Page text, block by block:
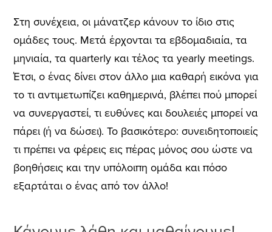
Στη συνέχεια, οι μάνατζερ κάνουν το ίδιο στις
ομάδες τους. Μετά έρχονται τα εβδομαδιαία, τα
μηνιαία, τα quarterly και τέλος τα yearly meetings.
Έτσι, ο ένας δίνει στον άλλο μια καθαρή εικόνα για
το τι αντιμετωπίζει καθημερινά, βλέπει πού μπορεί
να συνεργαστεί, τι ευθύνες και δουλειές μπορεί να
πάρει (ή να δώσει). Το βασικότερο: συνειδητοποιείς
τι πρέπει να φέρεις εις πέρας μόνος σου ώστε να
βοηθήσεις και την υπόλοιπη ομάδα και πόσο
εξαρτάται ο ένας από τον άλλο!